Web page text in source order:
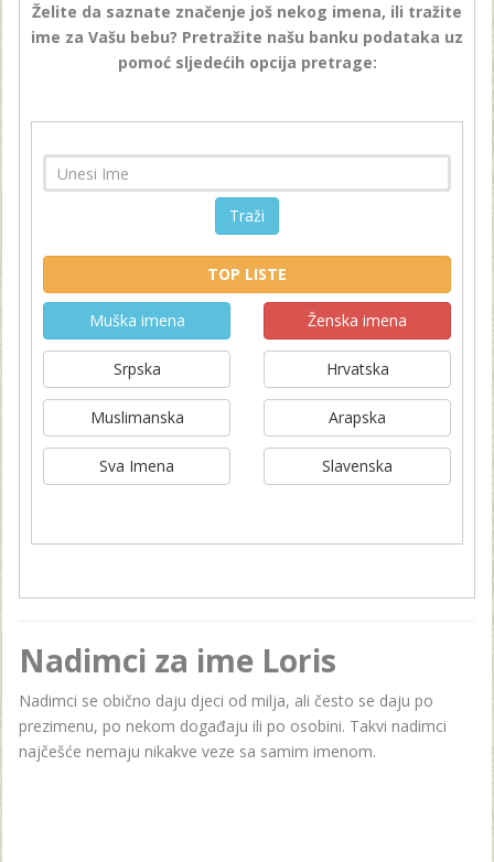
Želite da saznate značenje još nekog imena, ili tražite
ime za Vašu bebu? Pretražite našu banku podataka uz
pomoć sljedećih opcija pretrage:
Traži
TOP LISTE
Muška imena Ženska imena
Srpska Hrvatska
Muslimanska Arapska
Sva Imena Slavenska
Nadimci za ime Loris
Nadimci se obično daju djeci od milja, ali često se daju po
prezimenu, po nekom događaju ili po osobini. Takvi nadimci
najčešće nemaju nikakve veze sa samim imenom.